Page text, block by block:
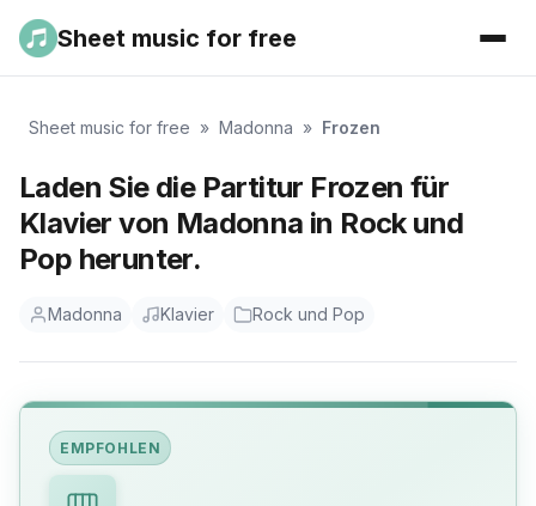
Sheet music for free
Sheet music for free » Madonna » Frozen
Laden Sie die Partitur Frozen für
Klavier von Madonna in Rock und
Pop herunter.
Madonna Klavier Rock und Pop
EMPFOHLEN